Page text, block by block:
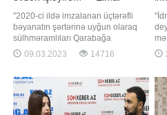
Məmmədyarovla MÜSAHİBƏ
"2020-ci ildə imzalanan üçtərəfli
bəyanatın şərtərinə uyğun olaraq
sülhməramlıları Qarabağa
yerləşdirmək vacib məsələ idi. Hər
bir halda hansısa qüvvə
qoşunlarının arasında olmalı idi".
"Bizdə evə alış-verişi həyat
yoldaşım edir. Ona görə də
09.03.2023 14716